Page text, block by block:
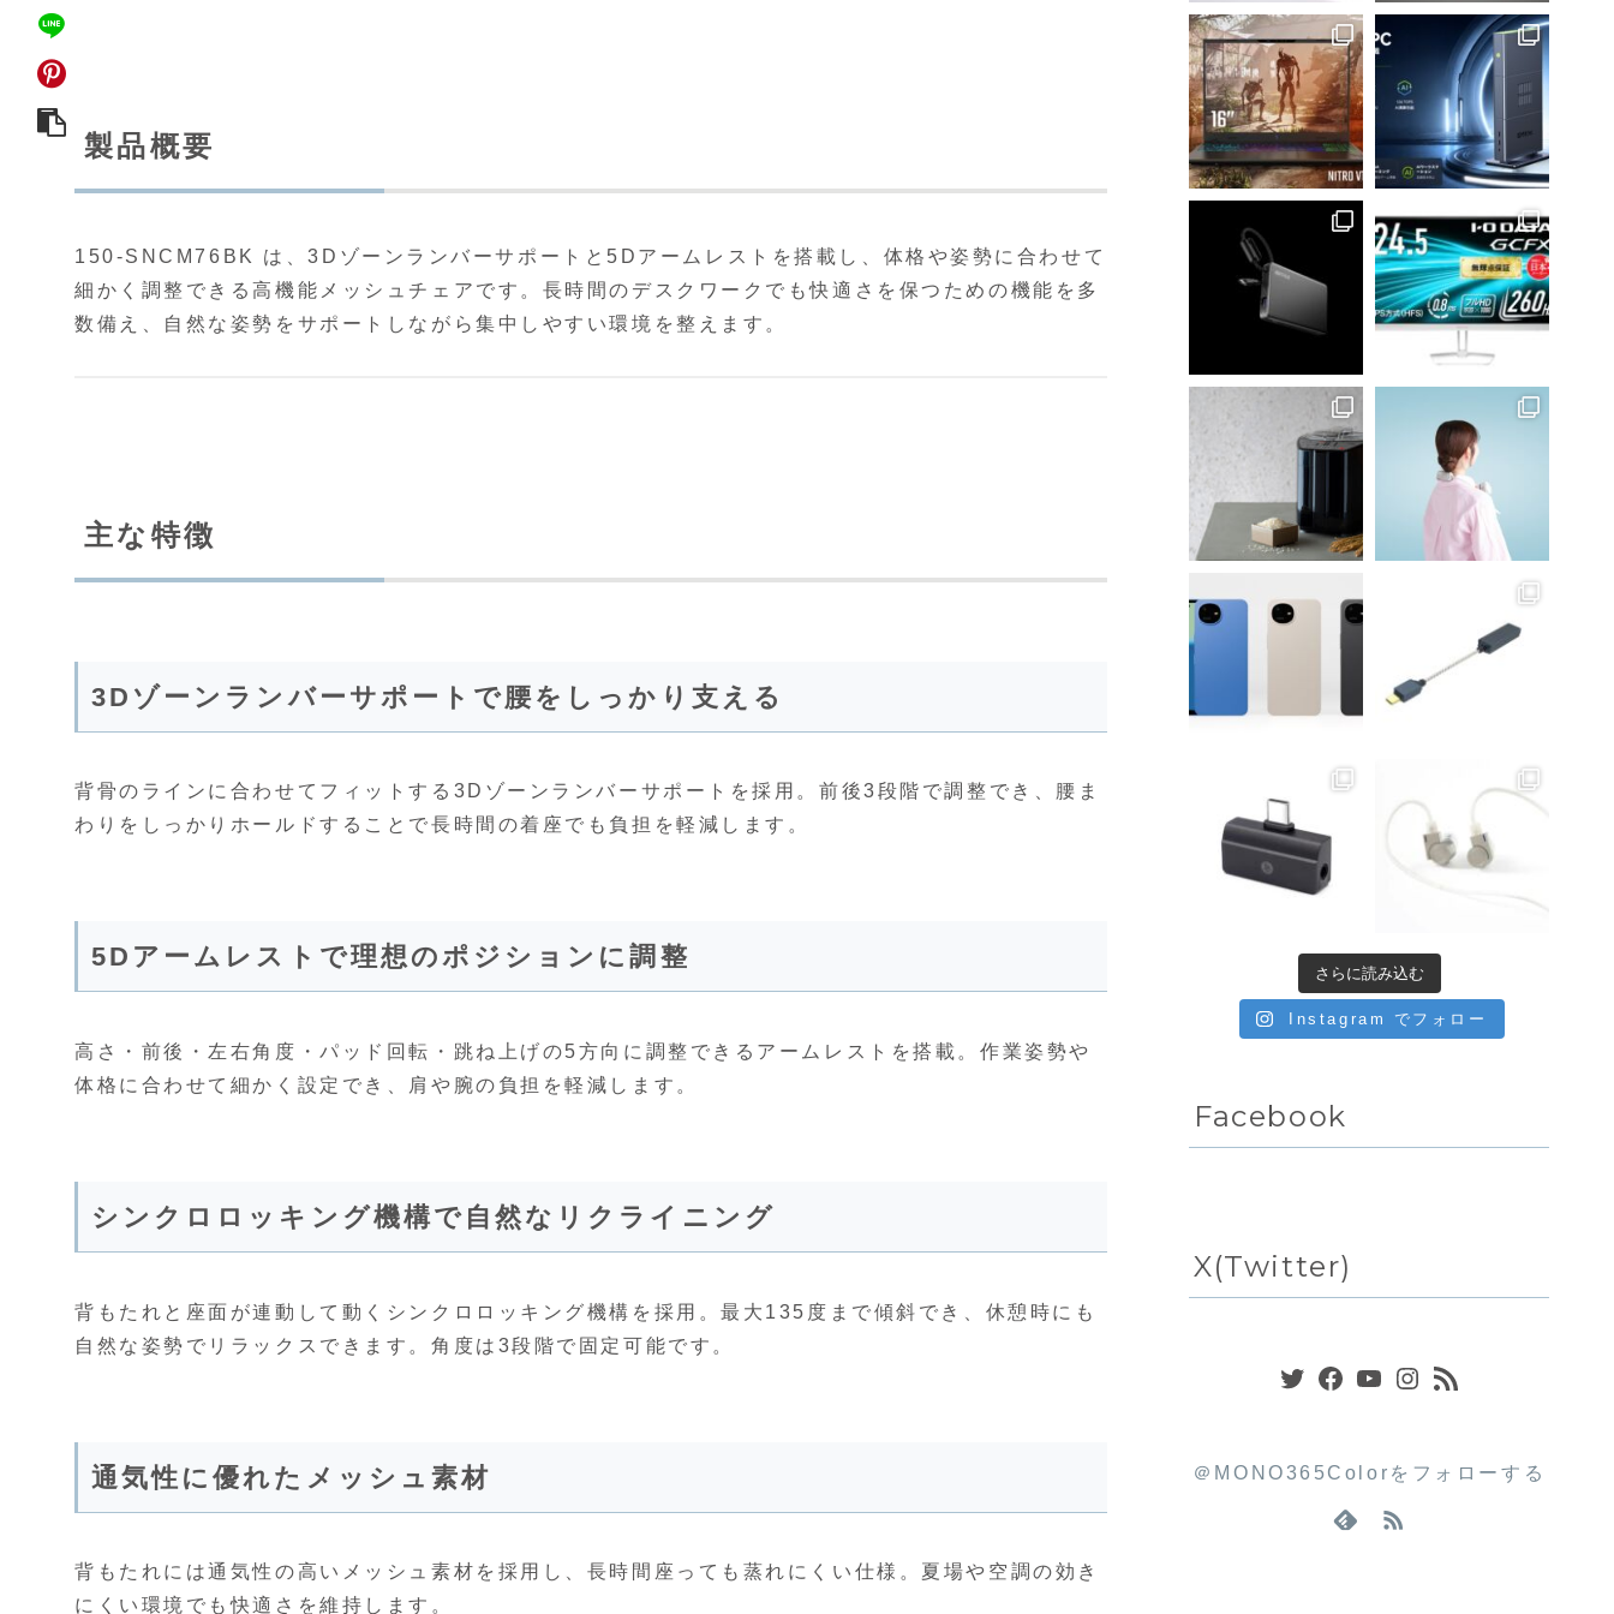
製品概要
150-SNCM76BK は、3Dゾーンランバーサポートと5Dアームレストを搭載し、体格や姿勢に合わせて
細かく調整できる高機能メッシュチェアです。長時間のデスクワークでも快適さを保つための機能を多
数備え、自然な姿勢をサポートしながら集中しやすい環境を整えます。
主な特徴
3Dゾーンランバーサポートで腰をしっかり支える
背骨のラインに合わせてフィットする3Dゾーンランバーサポートを採用。前後3段階で調整でき、腰ま
わりをしっかりホールドすることで長時間の着座でも負担を軽減します。
5Dアームレストで理想のポジションに調整
高さ・前後・左右角度・パッド回転・跳ね上げの5方向に調整できるアームレストを搭載。作業姿勢や
体格に合わせて細かく設定でき、肩や腕の負担を軽減します。
シンクロロッキング機構で自然なリクライニング
背もたれと座面が連動して動くシンクロロッキング機構を採用。最大135度まで傾斜でき、休憩時にも
自然な姿勢でリラックスできます。角度は3段階で固定可能です。
通気性に優れたメッシュ素材
背もたれには通気性の高いメッシュ素材を採用し、長時間座っても蒸れにくい仕様。夏場や空調の効き
にくい環境でも快適さを維持します。
さらに読み込む
Instagram でフォロー
Facebook
X(Twitter)
Twitter
Facebook
YouTube
Instagram
＠MONO365Colorをフォローする